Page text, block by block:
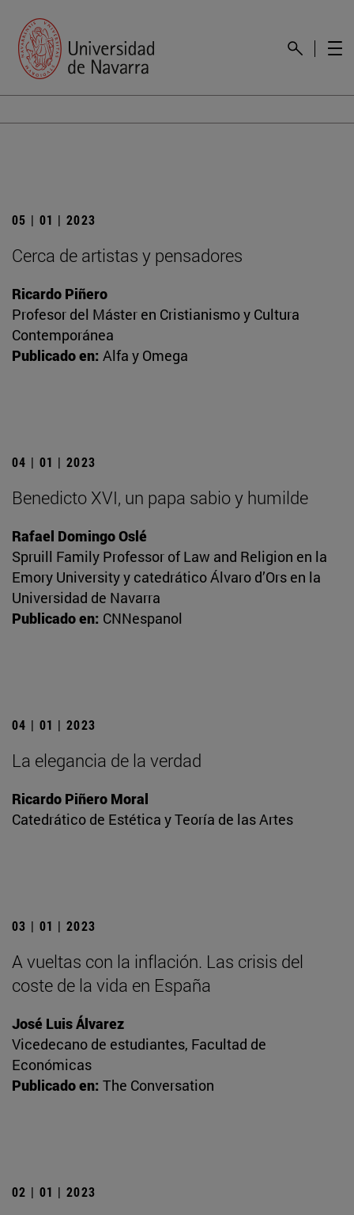
05 | 01 | 2023
Cerca de artistas y pensadores
Ricardo Piñero
Profesor del Máster en Cristianismo y Cultura
Contemporánea
Publicado en: Alfa y Omega
04 | 01 | 2023
Benedicto XVI, un papa sabio y humilde
Rafael Domingo Oslé
Spruill Family Professor of Law and Religion en la
Emory University y catedrático Álvaro d’Ors en la
Universidad de Navarra
Publicado en: CNNespanol
04 | 01 | 2023
La elegancia de la verdad
Ricardo Piñero Moral
Catedrático de Estética y Teoría de las Artes
03 | 01 | 2023
A vueltas con la inflación. Las crisis del
coste de la vida en España
José Luis Álvarez
Vicedecano de estudiantes, Facultad de
Económicas
Publicado en: The Conversation
02 | 01 | 2023